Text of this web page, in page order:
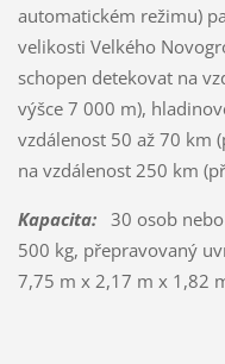
automatickém režimu)
velikosti Velkého
schopen detekovat na
výšce 7 000 m),
vzdálenost 50 až 70 km
na vzdálenost 250 km
Kapacita:30 osob nebo
500 kg, přepravovaný
7,75 m x 2,17 m x 1,82